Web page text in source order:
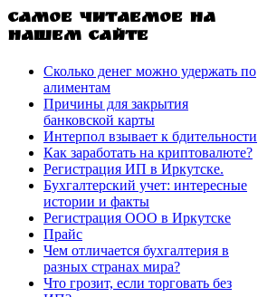
Самое читаемое на
нашем сайте
Сколько денег можно удержать по
алиментам
Причины для закрытия
банковской карты
Интерпол взывает к бдительности
Как заработать на криптовалюте?
Регистрация ИП в Иркутске.
Бухгалтерский учет: интересные
истории и факты
Регистрация ООО в Иркутске
Прайс
Чем отличается бухгалтерия в
разных странах мира?
Что грозит, если торговать без